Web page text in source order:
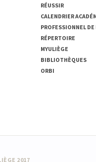
RÉUSSIR
CALENDRIER
PROFESSIONNEL
RÉPERTOIRE
MYULIÈGE
BIBLIOTHÈQUES
ORBI
2017